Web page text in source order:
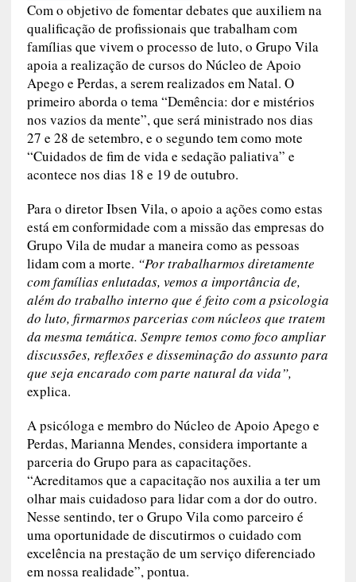
Com o objetivo de fomentar debates que auxiliem na
qualificação de profissionais que trabalham com
famílias que vivem o processo de luto, o Grupo Vila
apoia a realização de cursos do Núcleo de Apoio
Apego e Perdas, a serem realizados em Natal. O
primeiro aborda o tema “Demência: dor e mistérios
nos vazios da mente”, que será ministrado nos dias
27 e 28 de setembro, e o segundo tem como mote
“Cuidados de fim de vida e sedação paliativa” e
acontece nos dias 18 e 19 de outubro.
Para o diretor Ibsen Vila, o apoio a ações como estas
está em conformidade com a missão das empresas do
Grupo Vila de mudar a maneira como as pessoas
lidam com a morte. “Por trabalharmos diretamente
com famílias enlutadas, vemos a importância de,
além do trabalho interno que é feito com a psicologia
do luto, firmarmos parcerias com núcleos que tratem
da mesma temática. Sempre temos como foco ampliar
discussões, reflexões e disseminação do assunto para
que seja encarado com parte natural da vida”,
explica.
A psicóloga e membro do Núcleo de Apoio Apego e
Perdas, Marianna Mendes, considera importante a
parceria do Grupo para as capacitações.
“Acreditamos que a capacitação nos auxilia a ter um
olhar mais cuidadoso para lidar com a dor do outro.
Nesse sentindo, ter o Grupo Vila como parceiro é
uma oportunidade de discutirmos o cuidado com
excelência na prestação de um serviço diferenciado
em nossa realidade”, pontua.